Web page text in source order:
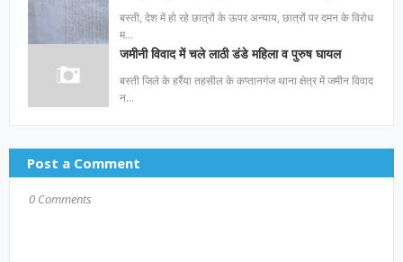
बस्ती, देश में हो रहे छात्रों के ऊपर अन्याय, छात्रों पर दमन के विरोध
म…
जमीनी विवाद में चले लाठी डंडे महिला व पुरुष घायल
बस्ती जिले के हर्रैया तहसील के कप्तानगंज थाना क्षेत्र में जमीन विवाद
न…
Post a Comment
0 Comments